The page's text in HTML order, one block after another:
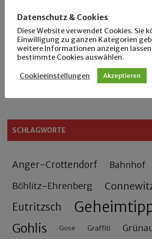
Rennfahrer in Schönefeld und Zschocher
Zu Fuß durch Anger-Crottendorf
Sammler- und Wanderfreund Hardy
SCHLAGWORTE
Anger-Crottendorf Bahnhof
Böhlitz-Ehrenberg
Eutritzsch
Gohlis Gose Graffiti
Datenschutz & Cookies
Diese Website verwendet Cookies. Sie
Einwilligung zu ganzen Kategorien
weitere Informationen anzeigen
bestimmte Cookies auswählen.
Cookieeinstellungen Akzeptieren